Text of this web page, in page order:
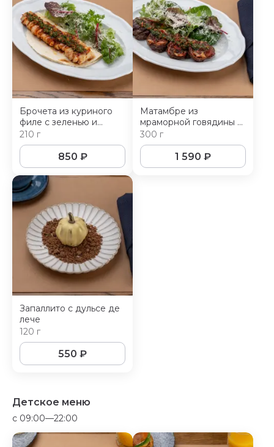
Брочета из куриного
филе с зеленью и
сыром пармезан
210 г
850 ₽
Матамбре из
мраморной говядины с
чоризо и соусом
чимичурри
300 г
1 590 ₽
Запаллито с дульсе де
лече
120 г
550 ₽
Детское меню
c 09:00—22:00